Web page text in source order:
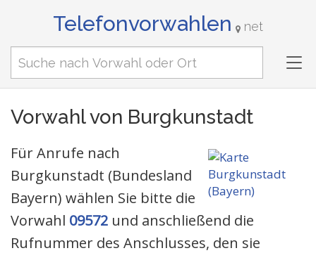
Telefonvorwahlen net
Vorwahl von Burgkunstadt
Für Anrufe nach
Burgkunstadt (Bundesland
Bayern) wählen Sie bitte die
Vorwahl 09572 und anschließend die
Rufnummer des Anschlusses, den sie